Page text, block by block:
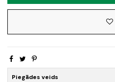
Piegādes veids